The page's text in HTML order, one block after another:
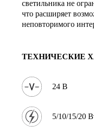
светильника не
что расширяет
неповторимого
ТЕХНИЧЕСКИЕ
24 В
5/10/15/20